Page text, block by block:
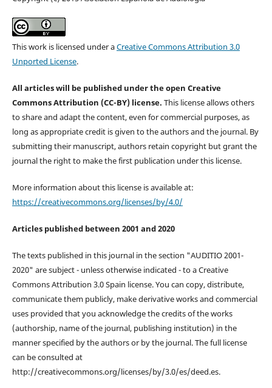
This work is licensed under aCreative Commons Attribution 3.0
Unported License.
All articles will be published under the open Creative
Commons Attribution (CC-BY) license. This license allows others
to share and adapt the content, even for commercial purposes, as
long as appropriate credit is given to the authors and the journal. By
submitting their manuscript, authors retain copyright but grant the
journal the right to make the first publication under this license.
More information about this license is available at:
https://creativecommons.org/licenses/by/4.0/
Articles published between 2001 and 2020
The texts published in this journal in the section "AUDITIO 2001-
2020" are subject - unless otherwise indicated - to a Creative
Commons Attribution 3.0 Spain license. You can copy, distribute,
communicate them publicly, make derivative works and commercial
uses provided that you acknowledge the credits of the works
(authorship, name of the journal, publishing institution) in the
manner specified by the authors or by the journal. The full license
can be consulted at
http://creativecommons.org/licenses/by/3.0/es/deed.es.